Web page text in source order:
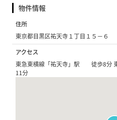
物件情報
住所
東京都目黒区祐天寺１丁目１５−６
アクセス
東急東横線「祐天寺」駅 徒歩8分
11分